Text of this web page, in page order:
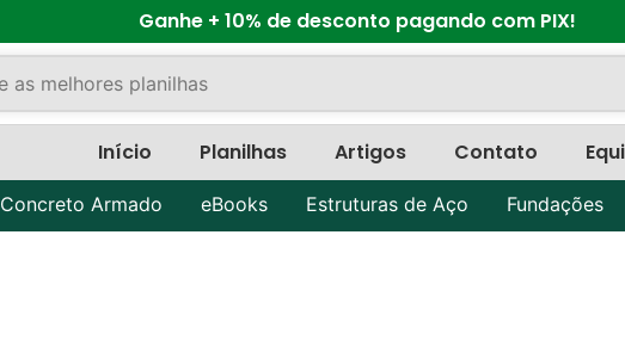
Ganhe + 10% de desconto pagando com PIX!
Início Planilhas Artigos Contato
Concreto Armado eBooks Estruturas de Aço Fundações